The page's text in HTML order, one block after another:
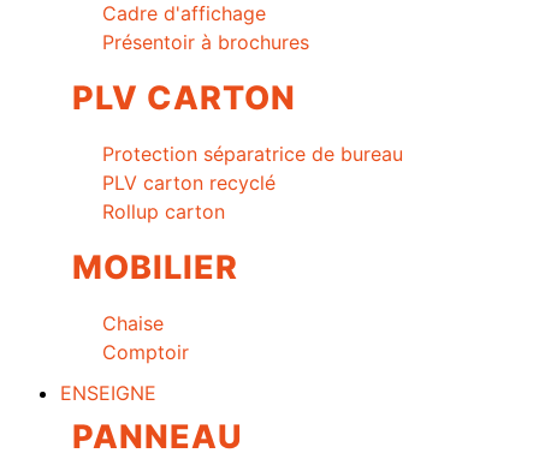
Cadre d'affichage
Présentoir à brochures
PLV CARTON
Protection séparatrice de bureau
PLV carton recyclé
Rollup carton
MOBILIER
Chaise
Comptoir
ENSEIGNE
PANNEAU